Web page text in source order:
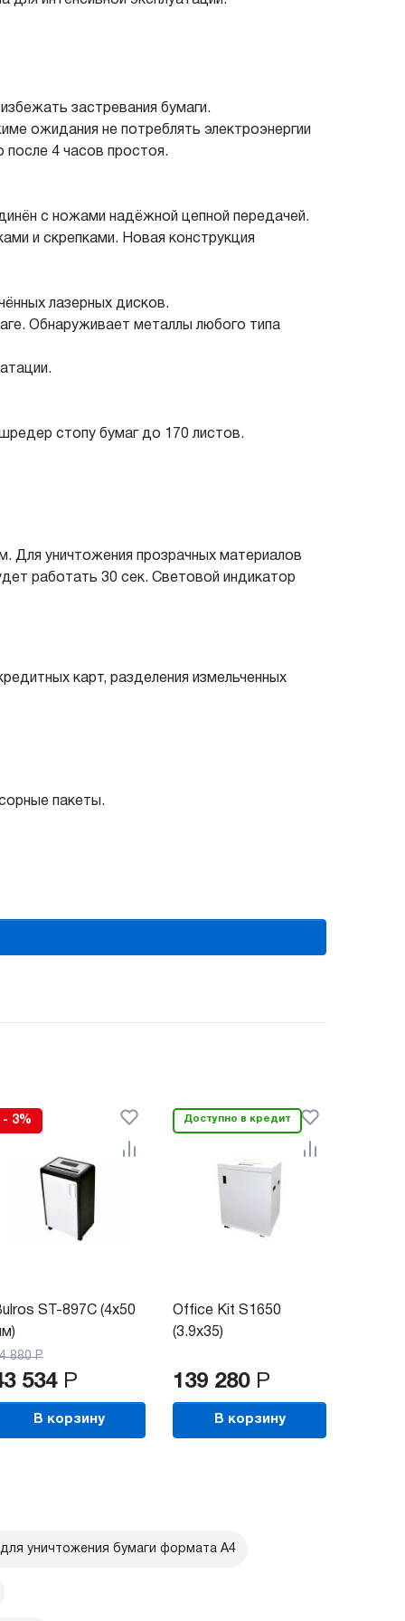
застревания бумаги.
ожидания не потреблять электроэнергии
4 часов простоя.
с ножами надёжной цепной передачей.
и скрепками. Новая конструкция
лазерных дисков.
Обнаруживает металлы любого типа
стопу бумаг до 170 листов.
Для уничтожения прозрачных материалов
работать 30 сек. Световой индикатор
карт, разделения измельченных
пакеты.
- 3%
ST-897C (4х50
880 Р
534 Р
В корзину
Доступно в кредит
Office Kit S1650
(3.9x35)
139 280 Р
В корзину
уничтожения бумаги формата А4